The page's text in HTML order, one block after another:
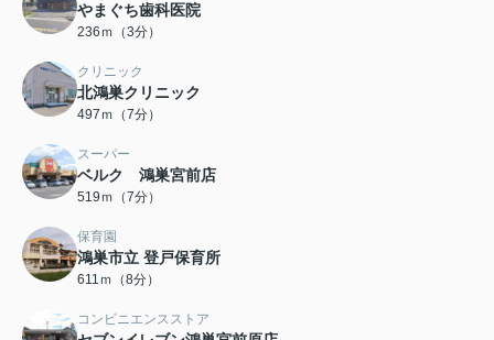
やまぐち歯科医院
236ｍ（3分）
クリニック
北鴻巣クリニック
497ｍ（7分）
スーパー
ベルク 鴻巣宮前店
519ｍ（7分）
保育園
鴻巣市立 登戸保育所
611ｍ（8分）
コンビニエンスストア